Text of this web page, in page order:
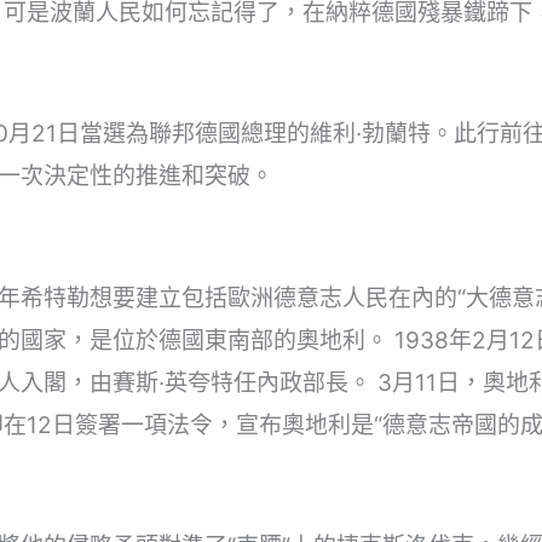
是波蘭人民如何忘記得了，在納粹德國殘暴鐵蹄
21日當選為聯邦德國總理的維利·勃蘭特。此行
次決定性的推進和突破。
希特勒想要建立包括歐洲德意志人民在內的“大德
國家，是位於德國東南部的奧地利。 1938年2月
入閣，由賽斯·英夸特任內政部長。 3月11日，奧地
12日簽署一項法令，宣布奧地利是“德意志帝國的